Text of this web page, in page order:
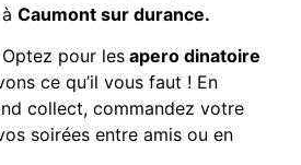
Caumont sur durance.
pour lesapero dinatoire
ce qu’il vous faut ! En
collect, commandez votre
soirées entre amis ou en